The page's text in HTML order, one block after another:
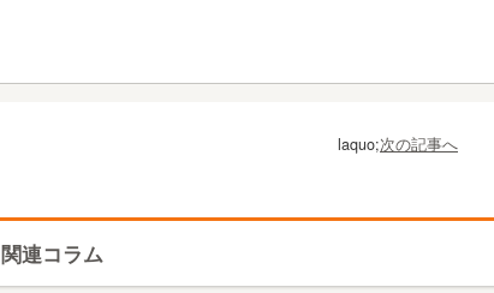
laquo;次の記事へ
関連コラム